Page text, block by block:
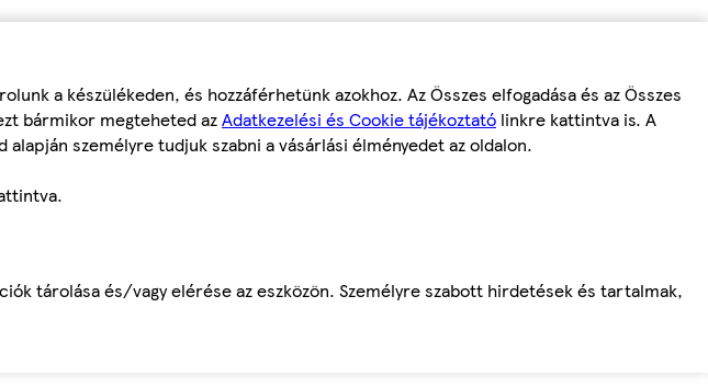
a készülékeden, és hozzáférhetünk azokhoz. Az Összes elfogadása és az Összes
bármikor megteheted azAdatkezelési és Cookie tájékoztató linkre kattintva is. A
személyre tudjuk szabni a vásárlási élményedet az oldalon.
tárolása és/vagy elérése az eszközön. Személyre szabott hirdetések és tartalmak,